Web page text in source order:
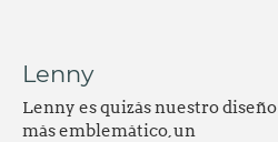
Lenny
Lenny es quizás nuestro diseño
más emblemático, un